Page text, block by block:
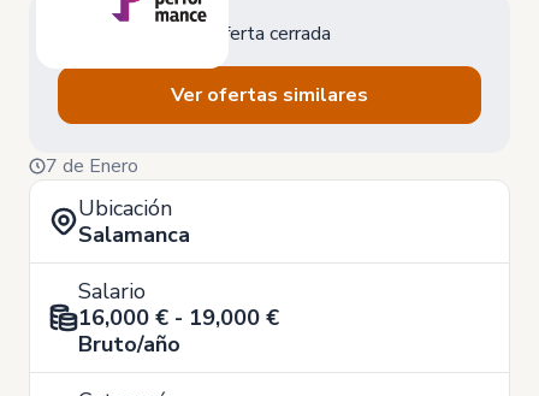
Oferta cerrada
Ver ofertas similares
7 de Enero
Ubicación
Salamanca
Salario
16,000 € - 19,000 €
Bruto/año